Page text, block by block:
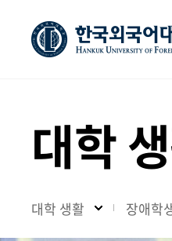
대학
대학 생활 장애학